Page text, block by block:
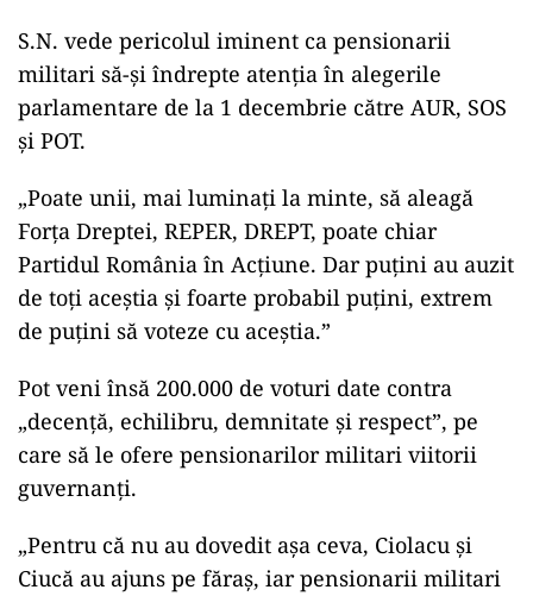
S.N. vede pericolul iminent ca pensionarii
militari să-și îndrepte atenția în alegerile
parlamentare de la 1 decembrie către AUR, SOS
și POT.
„Poate unii, mai luminați la minte, să aleagă
Forța Dreptei, REPER, DREPT, poate chiar
Partidul România în Acțiune. Dar puțini au auzit
de toți aceștia și foarte probabil puțini, extrem
de puțini să voteze cu aceștia.”
Pot veni însă 200.000 de voturi date contra
„decență, echilibru, demnitate și respect”, pe
care să le ofere pensionarilor militari viitorii
guvernanți.
„Pentru că nu au dovedit așa ceva, Ciolacu și
Ciucă au ajuns pe făraș, iar pensionarii militari